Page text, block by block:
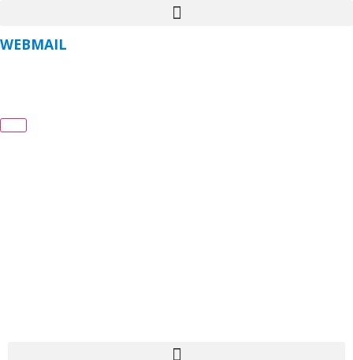
WEBMAIL